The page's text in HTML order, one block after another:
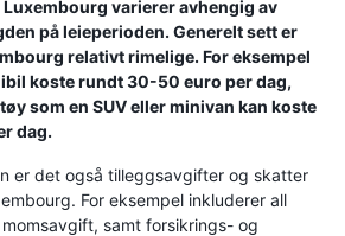
Luxembourg varierer avhengig av
på leieperioden. Generelt sett er
relativt rimelige. For eksempel
koste rundt 30-50 euro per dag,
som en SUV eller minivan kan koste
dag.
er det også tilleggsavgifter og skatter
For eksempel inkluderer all
samt forsikrings- og